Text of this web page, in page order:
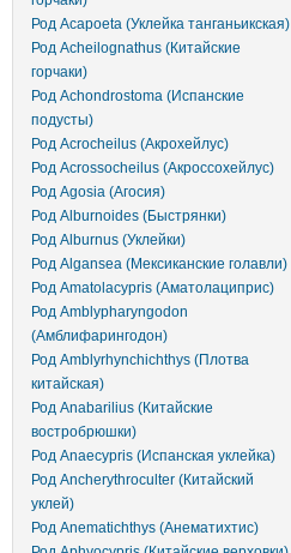
Род Acapoeta (Уклейка танганьикская)
Род Acheilognathus (Китайские
горчаки)
Род Achondrostoma (Испанские
подусты)
Род Acrocheilus (Акрохейлус)
Род Acrossocheilus (Акроссохейлус)
Род Agosia (Агосия)
Род Alburnoides (Быстрянки)
Род Alburnus (Уклейки)
Род Algansea (Мексиканские голавли)
Род Amatolacypris (Аматолациприс)
Род Amblypharyngodon
(Амблифарингодон)
Род Amblyrhynchichthys (Плотва
китайская)
Род Anabarilius (Китайские
востробрюшки)
Род Anaecypris (Испанская уклейка)
Род Ancherythroculter (Китайский
уклей)
Род Anematichthys (Анематихтис)